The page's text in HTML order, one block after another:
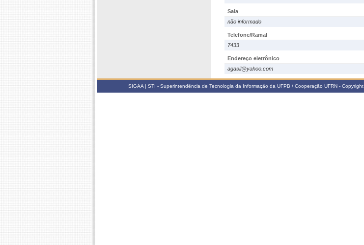
Sala
não informado
Telefone/Ramal
7433
Endereço eletrônico
agasil@yahoo.com
SIGAA | STI - Superintendência de Tecnologia da Informação da UFPB / Cooperação UFRN -